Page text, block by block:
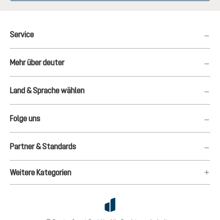
Service
Mehr über deuter
Land & Sprache wählen
Folge uns
Partner & Standards
Weitere Kategorien